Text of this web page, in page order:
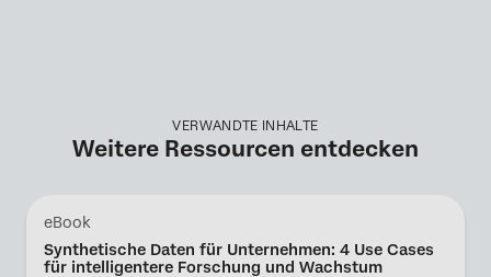
VERWANDTE INHALTE
Weitere Ressourcen entdecken
eBook
Synthetische Daten für Unternehmen: 4 Use Cases
für intelligentere Forschung und Wachstum